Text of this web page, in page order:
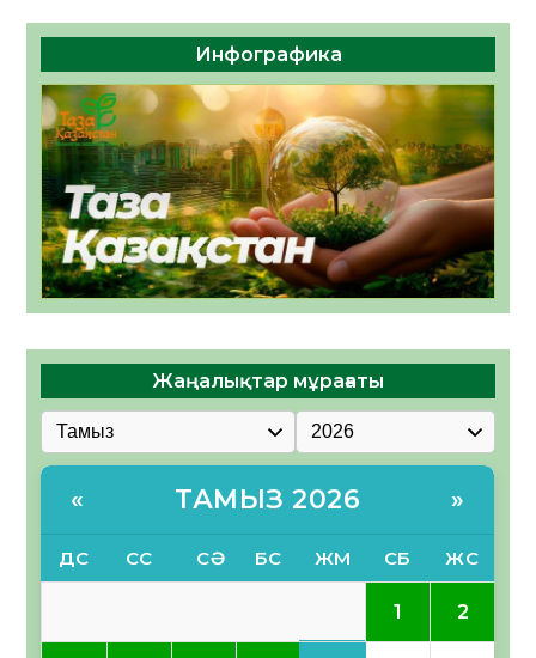
Инфографика
Жаңалықтар мұрағаты
« ТАМЫЗ 2026 »
ДС СС СӘ БС ЖМ СБ ЖС
1 2